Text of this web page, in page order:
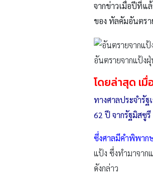
จากข่าวเมื่อปีที่แ
ของ ทัลคัมอันตรา
อันตรายจากแป้ง
โดยล่าสุด เ
ทางศาลประจำรั
62 ปี จากรัฐมิสซู
ซึ่งศาลมีคำพิพาก
แป้ง ซึ่งทำมาจาก
ดังกล่าว